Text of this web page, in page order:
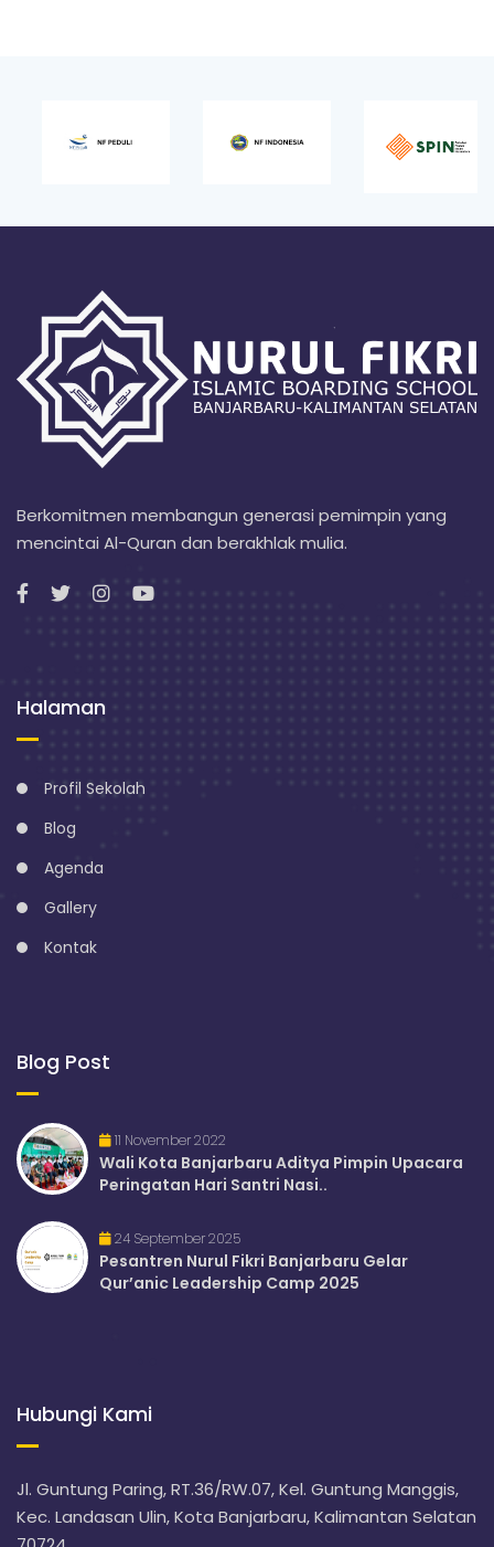
Berkomitmen membangun generasi pemimpin yang
mencintai Al-Quran dan berakhlak mulia.
Halaman
Profil Sekolah
Blog
Agenda
Gallery
Kontak
Blog Post
11 November 2022
Wali Kota Banjarbaru Aditya Pimpin Upacara
Peringatan Hari Santri Nasi..
24 September 2025
Pesantren Nurul Fikri Banjarbaru Gelar
Qur’anic Leadership Camp 2025
Hubungi Kami
Jl. Guntung Paring, RT.36/RW.07, Kel. Guntung Manggis,
Kec. Landasan Ulin, Kota Banjarbaru, Kalimantan Selatan